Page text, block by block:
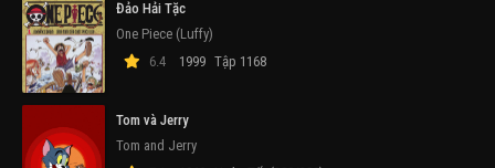
Đảo Hải Tặc
One Piece (Luffy)
6.4
1999 Tập 1168
Tom và Jerry
Tom and Jerry